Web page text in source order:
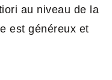
au niveau de la
est généreux et